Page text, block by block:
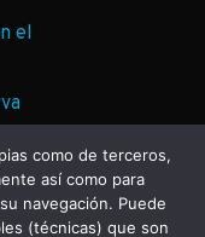
el
como de terceros,
así como para
navegación. Puede
(técnicas) que son